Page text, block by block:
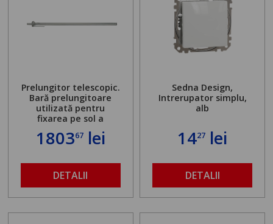
Prelungitor telescopic.
Bară prelungitoare
utilizată pentru
fixarea pe sol a
standului mașinii de
găurit în locul
maximă admisă de 500
kg și înălțime reglabilă
de la 1,8 la 2,9 m
180367lei
DETALII
Sedna Design,
Intrerupator simplu,
alb
1427 lei
DETALII